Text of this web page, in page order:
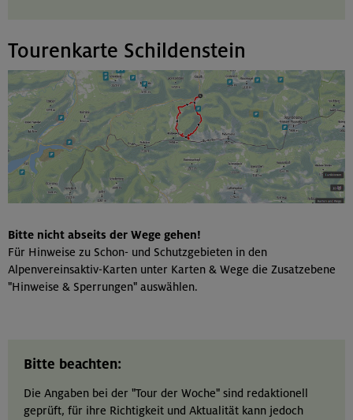
Tourenkarte Schildenstein
Bitte nicht abseits der Wege gehen!
Für Hinweise zu Schon- und Schutzgebieten in den
Alpenvereinsaktiv-Karten unter Karten & Wege die Zusatzebene
"Hinweise & Sperrungen" auswählen.
Bitte beachten:
Die Angaben bei der "Tour der Woche" sind redaktionell
geprüft, für ihre Richtigkeit und Aktualität kann jedoch